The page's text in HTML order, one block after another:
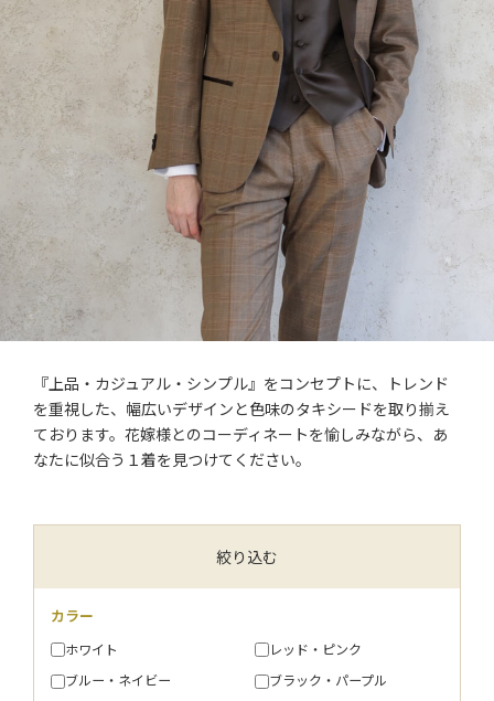
『上品・カジュアル・シンプル』をコンセプトに、トレンド
を重視した、幅広いデザインと色味のタキシードを取り揃え
ております。花嫁様とのコーディネートを愉しみながら、あ
なたに似合う１着を見つけてください。
絞り込む
カラー
ホワイト
レッド・ピンク
ブルー・ネイビー
ブラック・パープル